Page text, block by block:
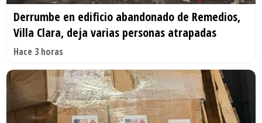
Derrumbe en edificio abandonado de Remedios,
Villa Clara, deja varias personas atrapadas
Hace 3 horas